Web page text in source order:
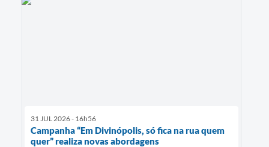
31 JUL 2026 - 16h56
Campanha “Em Divinópolis, só fica na rua quem
quer” realiza novas abordagens